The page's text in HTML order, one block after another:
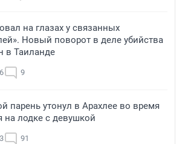
на глазах у связанных
Новый поворот в деле убийства
в Таиланде
9
парень утонул в Арахлее во время
на лодке с девушкой
91